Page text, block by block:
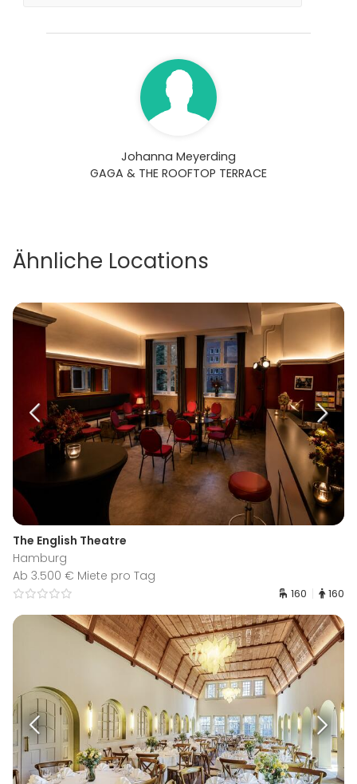
Johanna Meyerding
GAGA & THE ROOFTOP TERRACE
Ähnliche Locations
The English Theatre
Hamburg
Ab 3.500 € Miete pro Tag
160 160